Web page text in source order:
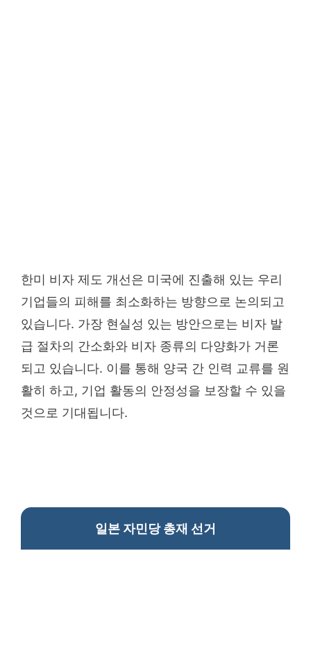
한미 비자 제도 개선은 미국에 진출해 있는 우리
기업들의 피해를 최소화하는 방향으로 논의되고
있습니다. 가장 현실성 있는 방안으로는 비자 발
급 절차의 간소화와 비자 종류의 다양화가 거론
되고 있습니다. 이를 통해 양국 간 인력 교류를 원
활히 하고, 기업 활동의 안정성을 보장할 수 있을
것으로 기대됩니다.
일본 자민당 총재 선거